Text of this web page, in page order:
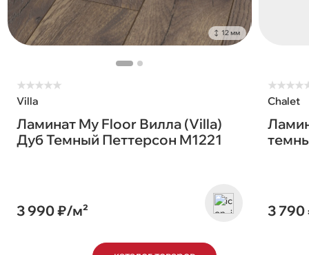
12 мм
★★★★★
Villa
Ламинат My Floor Вилла (Villa)
Дуб Темный Петтерсон M1221
3 990 ₽/м²
★★★★
Chalet
3 790